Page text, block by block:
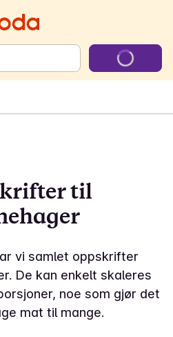
til
vi samlet oppskrifter
De kan enkelt skaleres
noe som gjør det
mat til mange.